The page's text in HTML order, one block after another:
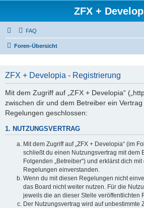
ZFX +
FAQ
Foren-Übersicht
ZFX + Developia - Registrierung
Mit dem Zugriff auf „ZFX + Developia“
zwischen dir und dem Betreiber ein
Regelungen geschlossen:
1. NUTZUNGSVERTRAG
Mit dem Zugriff auf „ZFX + Developia“ (im
schließt du einen Nutzungsvertrag mit dem
Folgenden „Betreiber“) und erklärst dich
Regelungen einverstanden.
Wenn du mit diesen Regelungen nicht
das Board nicht weiter nutzen. Für die
jeweils die an dieser Stelle veröffentlichten
Der Nutzungsvertrag wird auf unbestimmte